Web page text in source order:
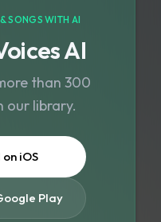
SONGS WITH AI
AI
than 300
our library.
iOS
Play